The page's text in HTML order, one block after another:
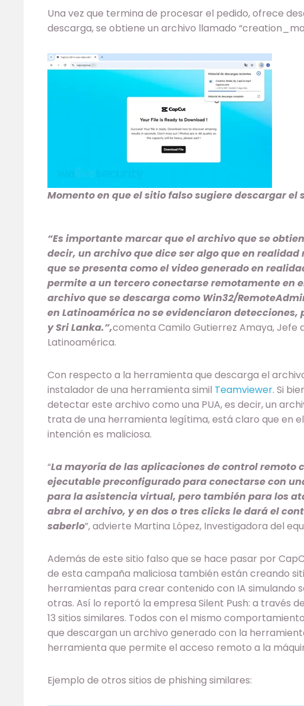
Una vez que termina de procesar el pedido, ofrece
descarga, se obtiene un archivo llamado
Momento en que el sitio falso sugiere descargar el
“Es importante marcar que el archivo que se
decir, un archivo que dice ser algo que en realidad
que se presenta como el video generado en
permite a un tercero conectarse remotamente en
archivo que se descarga como Win32/
en Latinoamérica no se evidenciaron detecciones,
y Sri Lanka.”,comenta Camilo Gutierrez Amaya, Jefe
Latinoamérica.
Con respecto a la herramienta que descarga el
instalador de una herramienta simil Teamviewer. Si
detectar este archivo como una PUA, es decir, un
trata de una herramienta legítima, está claro que en
intención es maliciosa.
“La mayoría de las aplicaciones de control remoto
ejecutable preconfigurado para conectarse con
para la asistencia virtual, pero también para los
abra el archivo, y en dos o tres clicks le dará el
saberlo”, advierte Martina López, Investigadora del
Además de este sitio falso que se hace pasar por
de esta campaña maliciosa también están creando
herramientas para crear contenido con IA simulando
otras. Así lo reportó la empresa Silent Push: a través
13 sitios similares. Todos con el mismo
que descargan un archivo generado con la
herramienta que permite el acceso remoto a la
Ejemplo de otros sitios de phishing similares: